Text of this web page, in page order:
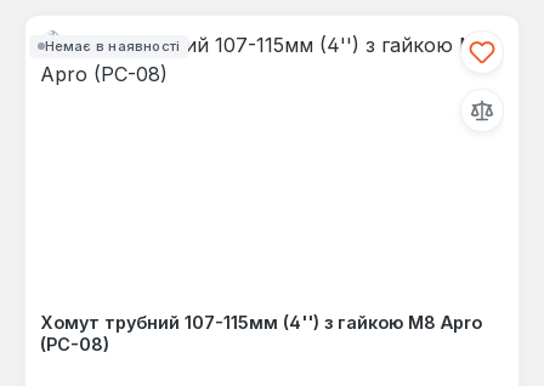
Немає в наявності
Хомут трубний 107-115мм (4'') з гайкою М8 Apro
(PC-08)